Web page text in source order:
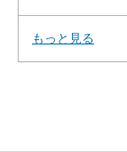
もっと見る